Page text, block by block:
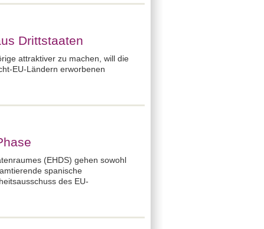
Drittstaaten
attraktiver zu machen, will die
EU-Ländern erworbenen
(EHDS) gehen sowohl
spanische
des EU-